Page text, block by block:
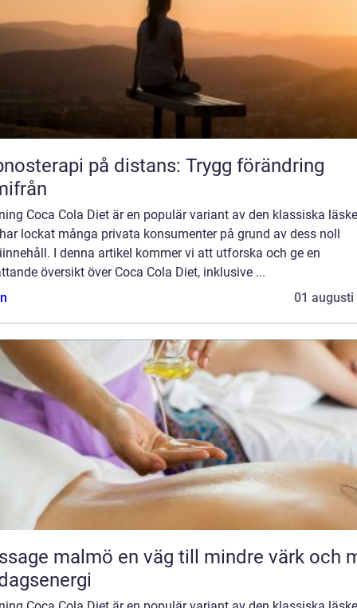
på distans: Trygg förändring
Coca Cola Diet är en populär variant av den klassiska
lockat många privata konsumenter på grund av dess noll
I denna artikel kommer vi att utforska och ge en
översikt över Coca Cola Diet, inklusive ...
01 augusti
en väg till mindre värk och mer